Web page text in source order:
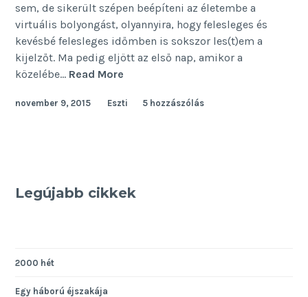
sem, de sikerült szépen beépíteni az életembe a
virtuális bolyongást, olyannyira, hogy felesleges és
kevésbé felesleges időmben is sokszor les(t)em a
kijelzőt. Ma pedig eljött az első nap, amikor a
közelébe… Read More
Facebook
rész)
november 9, 2015 Eszti 5 hozzászólás
Legújabb cikkek
2000 hét
Egy háború éjszakája